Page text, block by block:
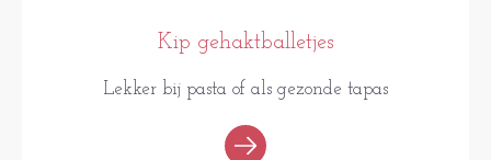
Kip gehaktballetjes
Lekker bij pasta of als gezonde tapas